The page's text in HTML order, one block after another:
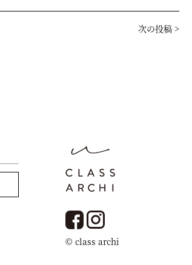
次の投稿 >
© class archi